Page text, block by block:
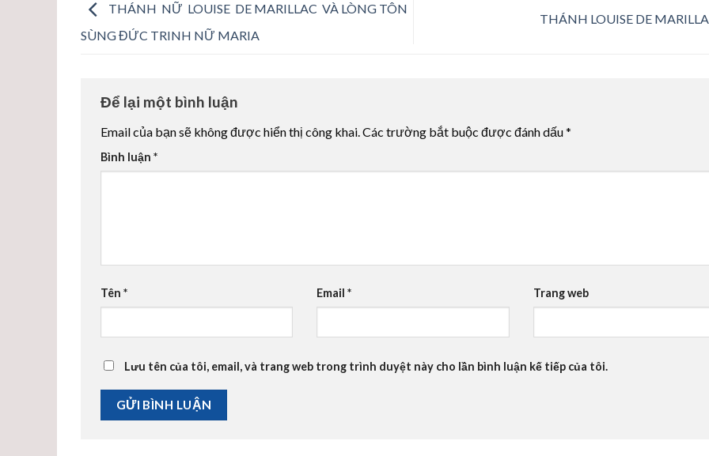
THÁNH NỮ LOUISE DE MARILLAC VÀ LÒNG TÔN
SÙNG ĐỨC TRINH NỮ MARIA
THÁNH LOUISE DE
Để lại một bình luận
Email của bạn sẽ không được hiển thị công khai.Các trường bắt buộc được đánh dấu*
Bình luận *
Tên * Email* Trang web
Lưu tên của tôi, email, và trang web trong trình duyệt này cho lần bình luận kế tiếp của tôi.